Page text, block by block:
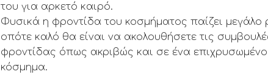
του για αρκετό καιρό.
Φυσικά η φροντίδα του κοσμήματος παίζει μεγάλο
οπότε καλό θα είναι να ακολουθήσετε τις
φροντίδας όπως ακριβώς και σε ένα επιχρυσωμένο
κόσμημα.